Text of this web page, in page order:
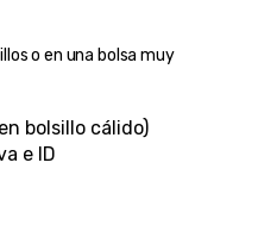
o en una bolsa muy
bolsillo cálido)
e ID